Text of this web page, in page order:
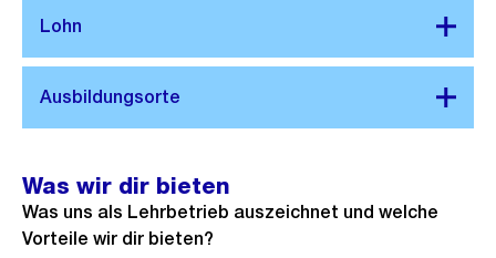
Was wir dir bieten
Was uns als Lehrbetrieb auszeichnet und welche
Vorteile wir dir bieten?